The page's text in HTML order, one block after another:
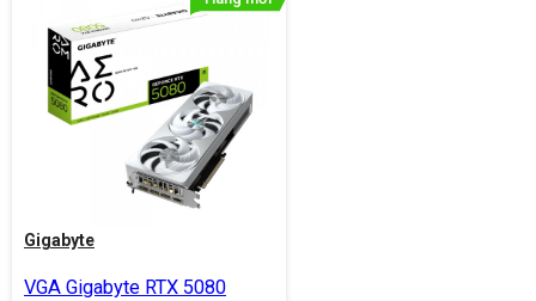
Gigabyte
VGA Gigabyte RTX 5080